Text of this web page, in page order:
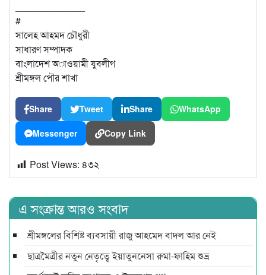
#
সালেহ আহমদ চৌধুরী
সাধারণ সম্পাদক
বাংলাদেশ অাওয়ামী যুবলীগ
শ্রীমঙ্গল পৌর শাখা
Share Tweet Share WhatsApp
Messenger Copy Link
Post Views: ৪৩২
এ সংক্রান্ত আরও সংবাদ
শ্রীমঙ্গলের বিশিষ্ট ব্যবসায়ী রাজু আহমেদ বাদল আর নেই
ছাত্রমৈত্রীর নতুন নেতৃত্বে ইয়াতুননেসা রুমা-ফাহিম শুভ্র